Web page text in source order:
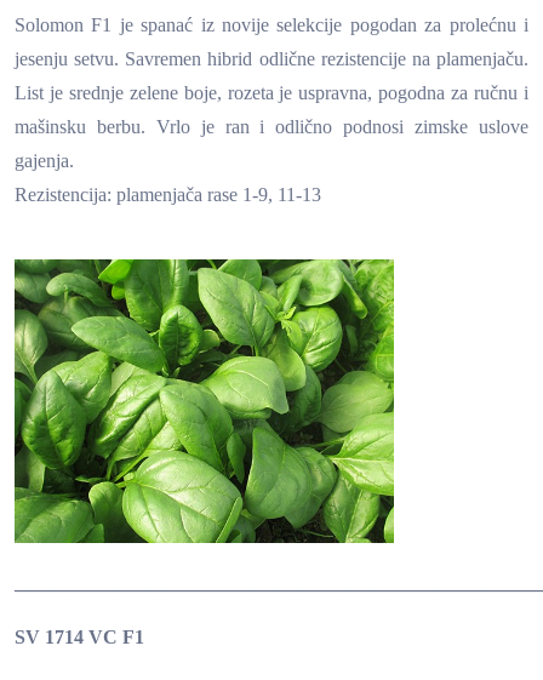
Solomon F1 je spanać iz novije selekcije pogodan za prolećnu i
jesenju setvu. Savremen hibrid odlične rezistencije na plamenjaču.
List je srednje zelene boje, rozeta je uspravna, pogodna za ručnu i
mašinsku berbu. Vrlo je ran i odlično podnosi zimske uslove
gajenja.
Rezistencija: plamenjača rase 1-9, 11-13
SV 1714 VC F1